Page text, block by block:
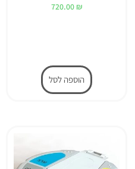
720.00 ₪
הוספה לסל